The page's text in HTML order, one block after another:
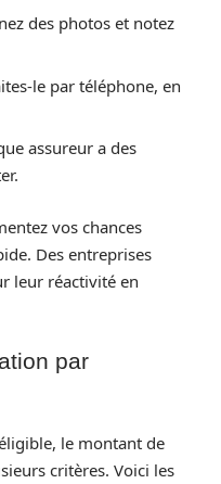
des photos et notez
le par téléphone, en
assureur a des
vos chances
Des entreprises
leur réactivité en
par
le montant de
critères. Voici les